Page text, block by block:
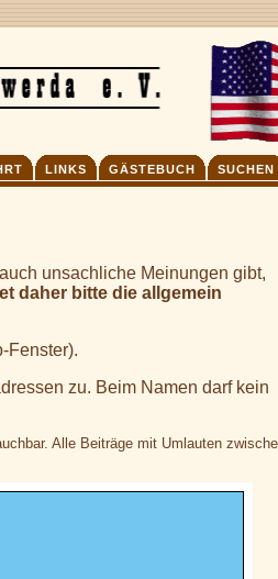
LINKS GÄSTEBUCH SUCHEN
unsachliche Meinungen gibt,
daher bitte die allgemein
Fenster).
zu. Beim Namen darf kein
Alle Beiträge mit Umlauten